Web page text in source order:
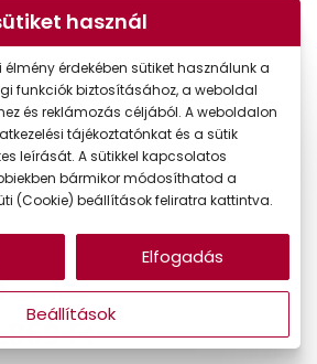
Virtuális próba
12.090 Ft
Ft
használ
érdekében sütiket használunk a
funkciók biztosításához, a weboldal
és reklámozás céljából. A weboldalon
tájékoztatónkat és a sütik
leírását. A sütikkel kapcsolatos
bármikor módosíthatod a
(Cookie) beállítások feliratra kattintva.
Beállítások
Elfogadás